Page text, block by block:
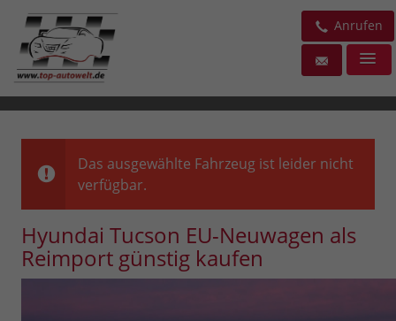
Anrufen
Das ausgewählte Fahrzeug ist leider nicht
verfügbar.
Hyundai Tucson EU-Neuwagen als
Reimport günstig kaufen